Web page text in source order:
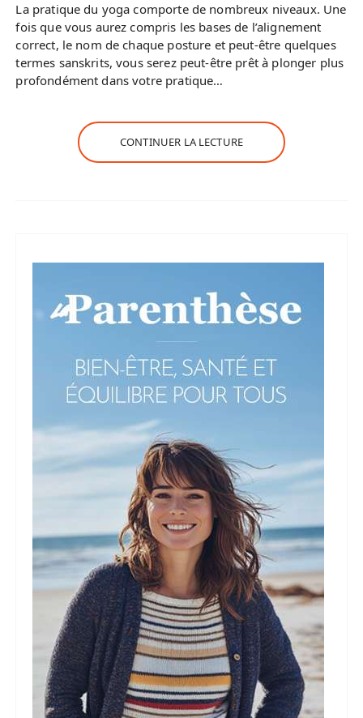
La pratique du yoga comporte de nombreux niveaux. Une
fois que vous aurez compris les bases de l’alignement
correct, le nom de chaque posture et peut-être quelques
termes sanskrits, vous serez peut-être prêt à plonger plus
profondément dans votre pratique…
CONTINUER LA LECTURE